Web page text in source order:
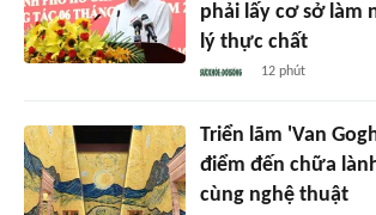
phải lấy cơ sở làm
lý thực chất
12 phút
Triển lãm 'Van
điểm đến chữa
cùng nghệ thuật